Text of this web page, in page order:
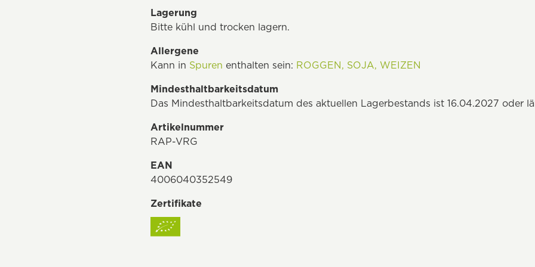
Lagerung
Bitte kühl und trocken lagern.
Allergene
Kann in Spuren enthalten sein: ROGGEN, SOJA, WEIZEN
Mindesthaltbarkeitsdatum
Das Mindesthaltbarkeitsdatum des aktuellen Lagerbestands ist 16.04.2027 oder
Artikelnummer
RAP-VRG
EAN
4006040352549
Zertifikate